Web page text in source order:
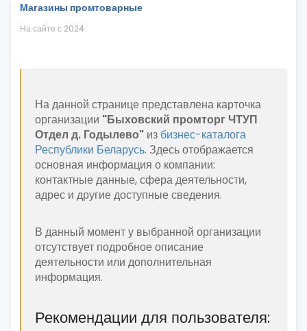
Магазины промтоварные
На сайте с 2024
На данной странице представлена карточка
организации "Быховский промторг ЧТУП
Отдел д. Годылево" из бизнес-каталога
Республики Беларусь. Здесь отображается
основная информация о компании:
контактные данные, сфера деятельности,
адрес и другие доступные сведения.
В данный момент у выбранной организации
отсутствует подробное описание
деятельности или дополнительная
информация.
Рекомендации для пользователя: